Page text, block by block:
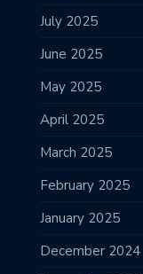
July 2025
June 2025
May 2025
April 2025
March 2025
February 2025
January 2025
December 2024